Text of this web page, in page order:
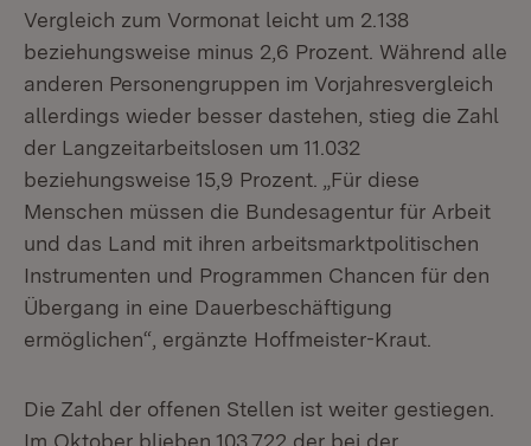
Vergleich zum Vormonat leicht um 2.138
beziehungsweise minus 2,6 Prozent. Während alle
anderen Personengruppen im Vorjahresvergleich
allerdings wieder besser dastehen, stieg die Zahl
der Langzeitarbeitslosen um 11.032
beziehungsweise 15,9 Prozent. „Für diese
Menschen müssen die Bundesagentur für Arbeit
und das Land mit ihren arbeitsmarktpolitischen
Instrumenten und Programmen Chancen für den
Übergang in eine Dauerbeschäftigung
ermöglichen“, ergänzte Hoffmeister-Kraut.
Die Zahl der offenen Stellen ist weiter gestiegen.
Im Oktober blieben 103.722 der bei der